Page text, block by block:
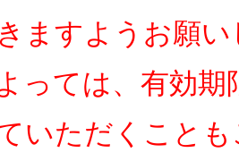
ますようお願
っては、有効
いただくこと